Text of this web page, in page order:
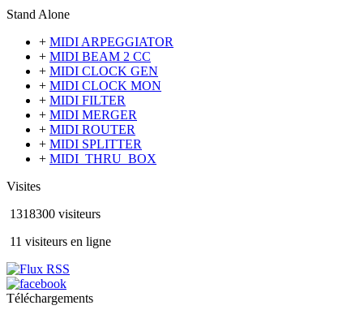
Stand Alone
+ MIDI ARPEGGIATOR
+ MIDI BEAM 2 CC
+ MIDI CLOCK GEN
+ MIDI CLOCK MON
+ MIDI FILTER
+ MIDI MERGER
+ MIDI ROUTER
+ MIDI SPLITTER
+ MIDI_THRU_BOX
Visites
1318300 visiteurs
11 visiteurs en ligne
Téléchargements